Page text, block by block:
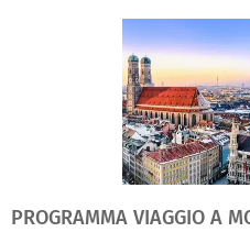
PROGRAMMA VIAGGIO A